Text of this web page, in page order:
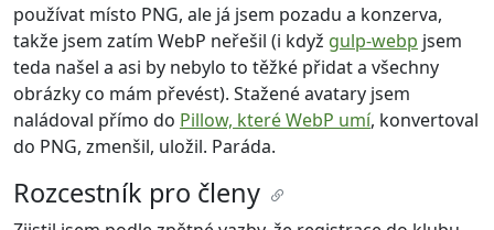
používat místo PNG, ale já jsem pozadu a konzerva,
takže jsem zatím WebP neřešil (i když gulp-webp jsem
teda našel a asi by nebylo to těžké přidat a všechny
obrázky co mám převést). Stažené avatary jsem
naládoval přímo do Pillow, které WebP umí, konvertoval
do PNG, zmenšil, uložil. Paráda.
Rozcestník pro členy